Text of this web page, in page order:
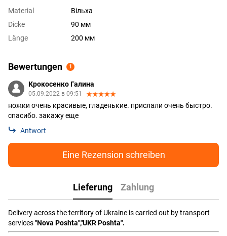
Material
Вільха
Dicke
90 мм
Länge
200 мм
Bewertungen 1
Крокосенко Галина
05.09.2022 в 09:51
ножки очень красивые, гладенькие. прислали очень быстро.
спасибо. закажу еще
Antwort
Eine Rezension schreiben
Lieferung Zahlung
Delivery across the territory of Ukraine is carried out by transport
services"Nova Poshta","UKR Poshta".